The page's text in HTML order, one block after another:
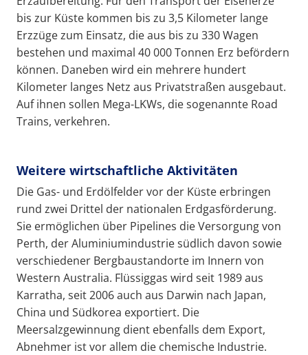
bis zur Küste kommen bis zu 3,5 Kilometer lange
Erzzüge zum Einsatz, die aus bis zu 330 Wagen
bestehen und maximal 40 000 Tonnen Erz befördern
können. Daneben wird ein mehrere hundert
Kilometer langes Netz aus Privatstraßen ausgebaut.
Auf ihnen sollen Mega-LKWs, die sogenannte Road
Trains, verkehren.
Weitere wirtschaftliche Aktivitäten
Die Gas- und Erdölfelder vor der Küste erbringen
rund zwei Drittel der nationalen Erdgasförderung.
Sie ermöglichen über Pipelines die Versorgung von
Perth, der Aluminiumindustrie südlich davon sowie
verschiedener Bergbaustandorte im Innern von
Western Australia. Flüssiggas wird seit 1989 aus
Karratha, seit 2006 auch aus Darwin nach Japan,
China und Südkorea exportiert. Die
Meersalzgewinnung dient ebenfalls dem Export,
Abnehmer ist vor allem die chemische Industrie.